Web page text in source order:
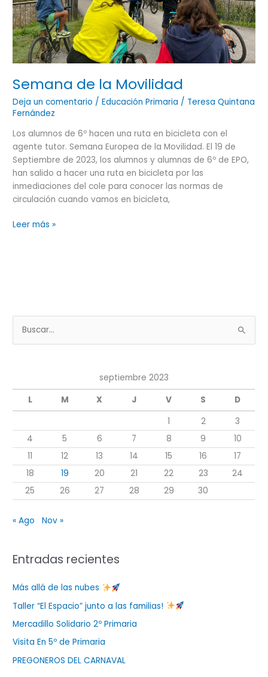
Semana de la Movilidad
Deja un comentario /Educación Primaria / Teresa Quintana
Fernández
Los alumnos de 6º hacen una ruta en bicicleta con el
agente tutor. Semana Europea de la Movilidad. El 19 de
Septiembre de 2023, los alumnos y alumnas de 6º de EPO,
han salido a hacer una ruta en bicicleta por las
inmediaciones del cole para conocer las normas de
circulación cuando vamos en bicicleta,
Leer más »
u
r
p
o
septiembre 2023
L
M X J V S
D
1
2
3
4
5 6 7 8 9
10
11
12 13 14 15 16
17
18
19 20 21 22 23
24
25
26 27 28 29 30
« Ago Nov »
Entradas recientes
Más allá de las nubes
Taller “El Espacio” junto a las familias!
Mercadillo Solidario 2º Primaria
Visita En 5º de Primaria
PREGONEROS DEL CARNAVAL